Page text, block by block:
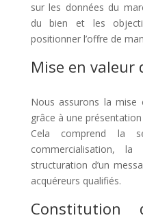
sur les données du
du bien et les
positionner l’offre de
Mise en valeur
Nous assurons la mise
grâce à une
Cela comprend la
commercialisation,
structuration d’un
acquéreurs qualifiés.
Constitution